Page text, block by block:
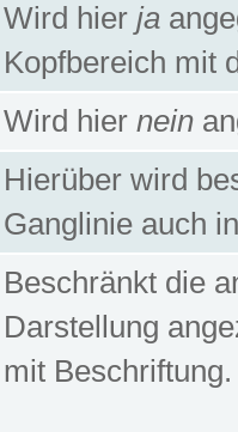
Wird hier ja
Kopfbereich mit
Wird hier nein
Hierüber wird
Ganglinie auch
Beschränkt die
Darstellung
mit